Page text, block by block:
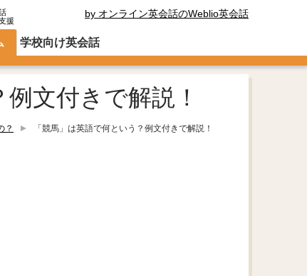
援
by オンライン英会話のWeblio英会話
学校向け英会話
文付きで解説！
？ 「競馬」は英語で何という？例文付きで解説！